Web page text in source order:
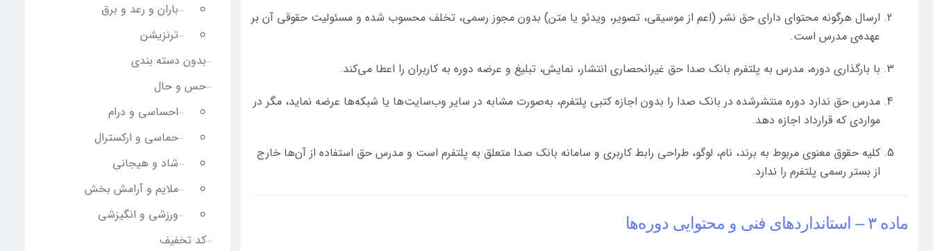
ارسال هرگونه محتوای دارای حق نشر (اعم از موسیقی، تصویر، ویدئو یا متن) بدون مجوز رسمی، تخلف محسوب شده و مسئولیت حقوقی آن بر
عهده‌ی مدرس است.
با بارگذاری دوره، مدرس به پلتفرم بانک صدا حق غیرانحصاری انتشار، نمایش، تبلیغ و عرضه دوره به کاربران را اعطا می‌کند.
مدرس حق ندارد دوره منتشرشده در بانک صدا را بدون اجازه کتبی پلتفرم، به‌صورت مشابه در سایر وب‌سایت‌ها یا شبکه‌ها عرضه نماید، مگر در
مواردی که قرارداد اجازه دهد.
کلیه حقوق معنوی مربوط به برند، نام، لوگو، طراحی رابط کاربری و سامانه بانک صدا متعلق به پلتفرم است و مدرس حق استفاده از آن‌ها خارج
از بستر رسمی پلتفرم را ندارد.
ماده ۳ – استانداردهای فنی و محتوایی دوره‌ها
باران و رعد و برق
ترنزیشن
بدون دسته بندی
حس و حال
احساسی و درام
حماسی و ارکسترال
شاد و هیجانی
ملایم و آرامش بخش
ورزشی و انگیزشی
کد تخفیف